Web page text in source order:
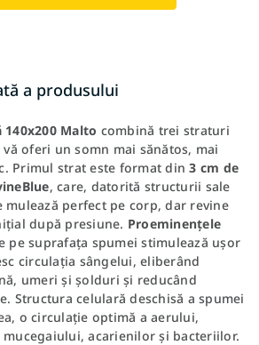
a produsului
Malto combină trei straturi
oferi un somn mai sănătos, mai
Primul strat este format din3 cm de
, care, datorită structurii sale
mulează perfect pe corp, dar revine
după presiune. Proeminențele
pe suprafața spumei stimulează ușor
circulația sângelui, eliberând
umeri și șolduri și reducând
Structura celulară deschisă a spumei
o circulație optimă a aerului,
acarienilor și bacteriilor.